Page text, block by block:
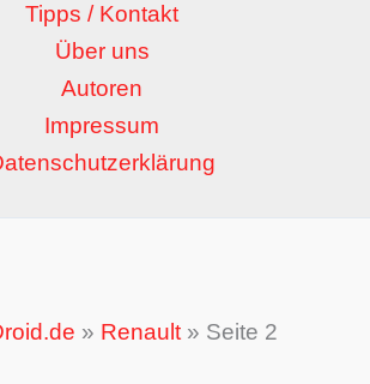
Tipps / Kontakt
Über uns
Autoren
Impressum
» Renault» Seite 2